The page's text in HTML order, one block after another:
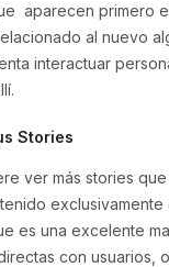
aparecen primero
al nuevo
interactuar
Stories
ver más stories
exclusivamente
es una excelente
con usuarios,